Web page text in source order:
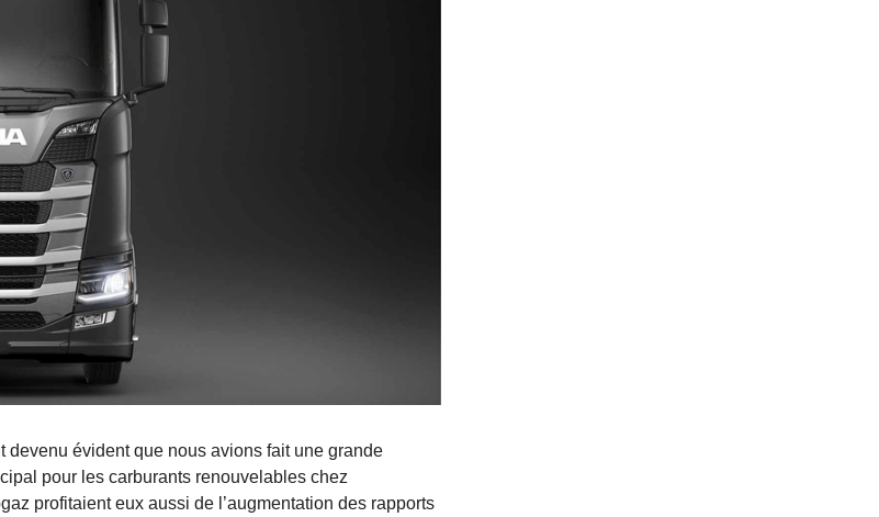
évident que nous avions fait une grande
pour les carburants renouvelables chez
profitaient eux aussi de l’augmentation des rapports